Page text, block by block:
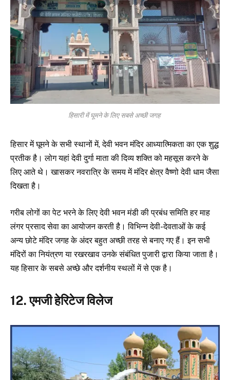
हिसारी में घूमने के लिए सबसे अच्छी जगह
हिसार में घूमने के सभी स्थानों में, देवी भवन मंदिर आध्यात्मिकता का एक शुद्ध
प्रतीक है। लोग यहां देवी दुर्गा माता की दिव्य शक्ति को महसूस करने के
लिए आते थे। खासकर नवरात्रि के समय में मंदिर क्षेत्र वैष्णो देवी धाम जैसा
दिखता है।
गरीब लोगों का पेट भरने के लिए देवी भवन मंडी की प्रबंध समिति हर माह
लंगर प्रसाद सेवा का आयोजन करती है। विभिन्न देवी-देवताओं के कई
अन्य छोटे मंदिर जगह के अंदर बहुत अच्छी तरह से बनाए गए हैं। इन सभी
मंदिरों का नियंत्रण या रखरखाव उनके संबंधित पुजारी द्वारा किया जाता है।
यह हिसार के सबसे अच्छे और दर्शनीय स्थलों में से एक है।
12. एमजी हेरिटेज विलेज